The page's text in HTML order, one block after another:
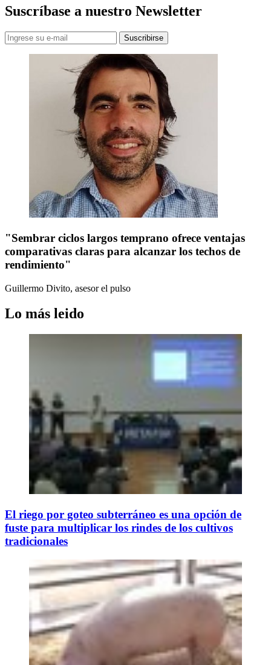
Suscríbase a nuestro Newsletter
"Sembrar ciclos largos temprano ofrece ventajas
comparativas claras para alcanzar los techos de
rendimiento"
Guillermo Divito, asesor el pulso
Lo más leido
El riego por goteo subterráneo es una opción de
fuste para multiplicar los rindes de los cultivos
tradicionales